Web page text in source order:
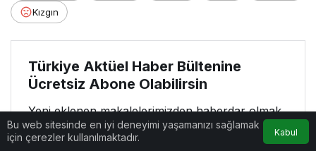
Kızgın
Türkiye Aktüel Haber Bültenine
Ücretsiz Abone Olabilirsin
Yeni eklenen makalelerimizden haberdar olmak
için fırsatı kaçırma ve ücretsiz e-posta
aboneliğini şimdi başlat.
Bu web sitesinde en iyi deneyimi yaşamanızı sağlamak
için çerezler kullanılmaktadır.
Kabul